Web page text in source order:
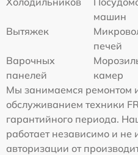
машин
Вытяжек
печей
Варочных
панелей
камер
Мы занимаемся ремонтом
обслуживанием техники
гарантийного периода.
работает независимо и
авторизации от